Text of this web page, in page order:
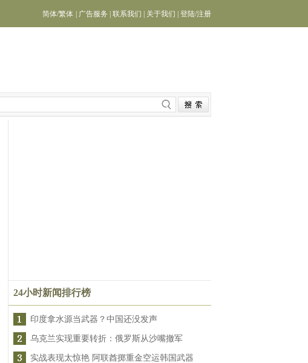
简体/繁体 广告服务 联系我们 关于我们 登陆/注册
24小时新闻排行榜
印度拿水源当武器？中国还没发声
乌克兰实现重要转折：俄罗斯从沙嘴撤军
实战表现太惊艳 阿联酋掷重金空运韩国武器